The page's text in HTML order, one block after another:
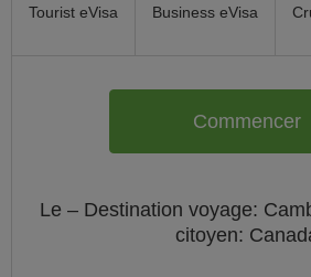
Tourist eVisa Business eVisa
Commencer
Le – Destination voyage:
citoyen: